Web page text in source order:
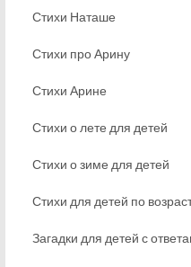
Стихи Наташе
Стихи про Арину
Стихи Арине
Стихи о лете для детей
Стихи о зиме для детей
Стихи для детей по
Загадки для детей с